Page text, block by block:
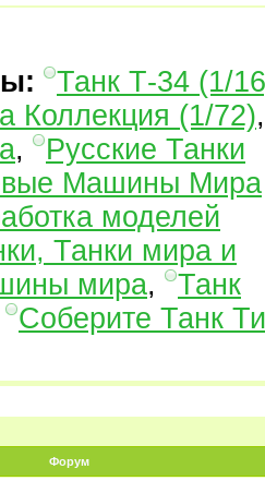
Танк Т-34 (1/
Коллекция (1/72),
,
Русские Танки
Машины Мира
моделей
Танки мира и
мира,
Танк
Соберите Танк
Форум